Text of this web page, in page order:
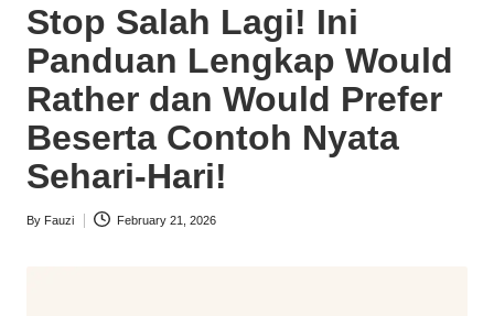
Stop Salah Lagi! Ini
Panduan Lengkap Would
Rather dan Would Prefer
Beserta Contoh Nyata
Sehari-Hari!
By Fauzi February 21, 2026